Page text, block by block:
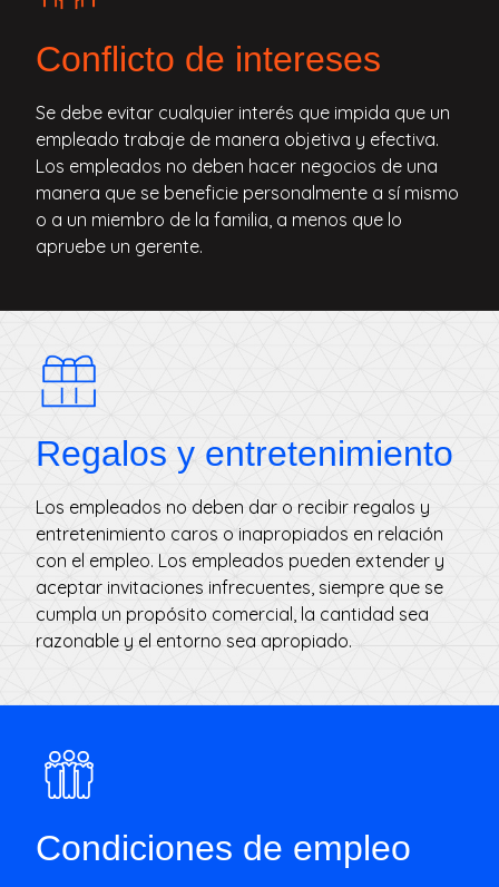
Conflicto de intereses
Se debe evitar cualquier interés que impida que un
empleado trabaje de manera objetiva y efectiva.
Los empleados no deben hacer negocios de una
manera que se beneficie personalmente a sí mismo
o a un miembro de la familia, a menos que lo
apruebe un gerente.
Regalos y entretenimiento
Los empleados no deben dar o recibir regalos y
entretenimiento caros o inapropiados en relación
con el empleo. Los empleados pueden extender y
aceptar invitaciones infrecuentes, siempre que se
cumpla un propósito comercial, la cantidad sea
razonable y el entorno sea apropiado.
Condiciones de empleo